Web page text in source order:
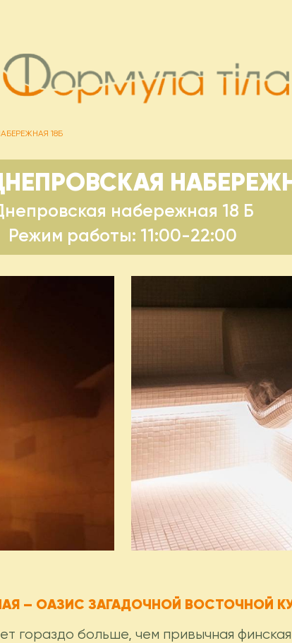
18Б
набережная 18 Б
Режим работы: 11:00-22:00
– ОАЗИС ЗАГАДОЧНОЙ ВОСТОЧНОЙ
гораздо больше, чем привычная финская